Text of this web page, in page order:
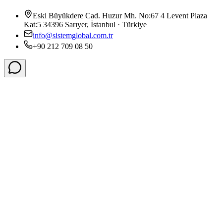
Eski Büyükdere Cad. Huzur Mh. No:67 4 Levent Plaza
Kat:5 34396 Sarıyer, İstanbul · Türkiye
info@sistemglobal.com.tr
+90 212 709 08 50